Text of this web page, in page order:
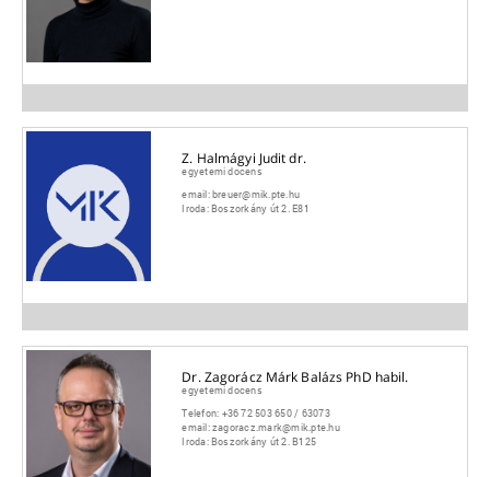
Z. Halmágyi Judit dr.
egyetemi docens
email:breuer@mik.pte.hu
Iroda:Boszorkány út 2. E81
Dr. Zagorácz Márk Balázs PhD habil.
egyetemi docens
Telefon: +36 72 503 650 / 63073
email:zagoracz.mark@mik.pte.hu
Iroda:Boszorkány út 2. B125